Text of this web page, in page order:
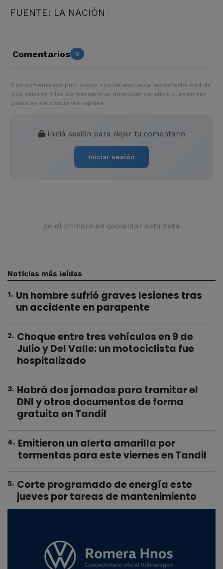
FUENTE: LA NACIÓN
Comentarios 0
Los comentarios publicados son de exclusiva responsabilidad de
sus autores y las consecuencias derivadas de ellos pueden ser
pasibles de sanciones legales.
Iniciá sesión para dejar tu comentario
Iniciar sesión
Sé el primero en comentar esta nota
Noticias más leídas
1. Un hombre sufrió graves lesiones tras
un accidente en parapente
2. Choque entre tres vehículos en 9 de
Julio y Del Valle: un motociclista fue
hospitalizado
3. Habrá dos jornadas para tramitar el
DNI y otros documentos de forma
gratuita en Tandil
4. Emitieron un alerta amarilla por
tormentas para este viernes en Tandil
5. Corte programado de energía este
jueves por tareas de mantenimiento